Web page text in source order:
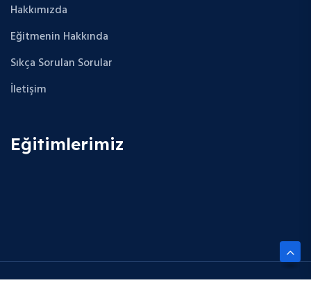
Hakkımızda
Eğitmenin Hakkında
Sıkça Sorulan Sorular
İletişim
Eğitimlerimiz